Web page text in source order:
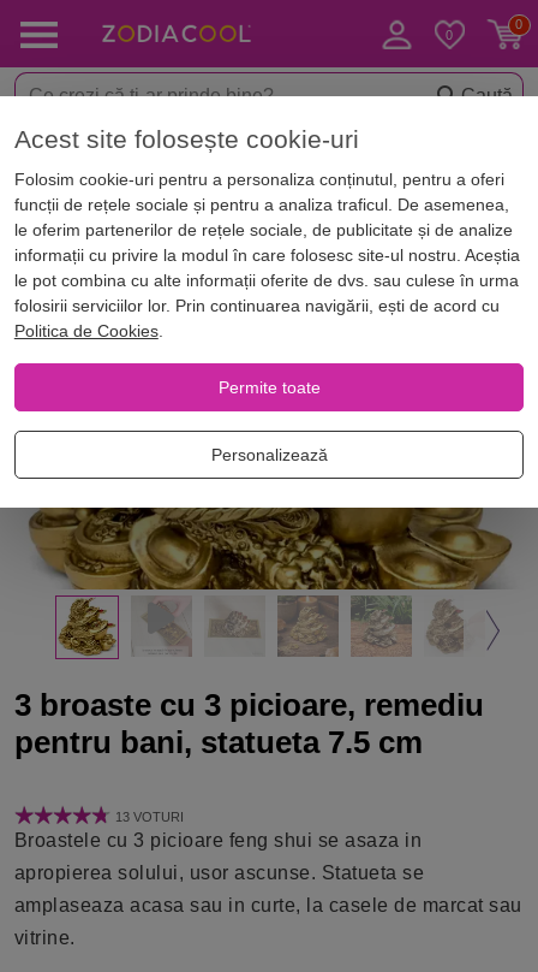
Caută
< Decorațiuni feng shui casa Obiecte feng shui pe zodii
Best Seller
3 broaste cu 3 picioare, remediu
pentru bani, statueta 7.5 cm
13 VOTURI
Broastele cu 3 picioare feng shui se asaza in
apropierea solului, usor ascunse. Statueta se
amplaseaza acasa sau in curte, la casele de marcat sau
vitrine.
Acest site folosește cookie-uri
Folosim cookie-uri pentru a personaliza conținutul, pentru a oferi
funcții de rețele sociale și pentru a analiza traficul. De asemenea,
le oferim partenerilor de rețele sociale, de publicitate și de analize
informații cu privire la modul în care folosesc site-ul nostru. Aceștia
le pot combina cu alte informații oferite de dvs. sau culese în urma
folosirii serviciilor lor. Prin continuarea navigării, ești de acord cu
Politica de Cookies.
Permite toate
Personalizează